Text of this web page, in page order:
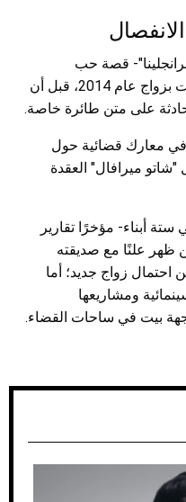
قصة حب
استمرت أكثر من 10 أعوام، وتوجت بزواج عام 2014، قبل أن
في معارك قضائية حول
"شاتو ميرافال" العقدة
أبناء- مؤخرًا تقارير
ظهر علنًا مع صديقته
زواج جديد؛ أما
ومشاريعها
بيت في ساحات القضاء.